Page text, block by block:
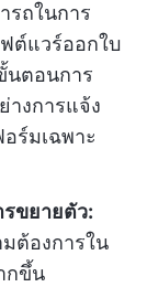
รถในการ
ต์แวร์ออกใบ
นตอนการ
างการแจ้ง
ร์มเฉพาะ
ขยายตัว:
ต้องการใน
กขึ้น